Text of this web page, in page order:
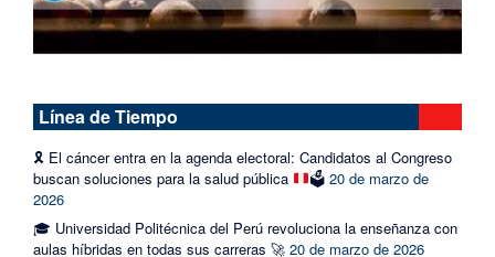
Línea de Tiempo
🎗️ El cáncer entra en la agenda electoral: Candidatos al Congreso
buscan soluciones para la salud pública
🗳️ 20 de marzo de
2026
🎓 Universidad Politécnica del Perú revoluciona la enseñanza con
aulas híbridas en todas sus carreras 🚀 20 de marzo de 2026